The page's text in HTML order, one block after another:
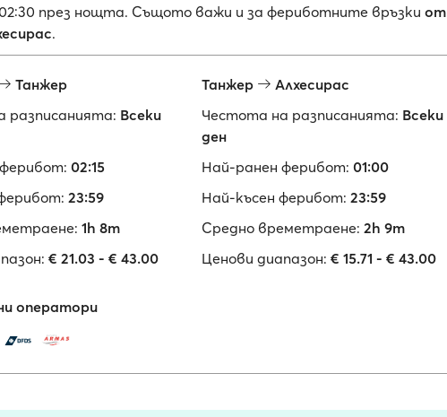
през нощта. Същото важи и за фериботните връзки от
.
Танжер
разписанията: Всеки
02:15
23:59
1h 8m
€ 21.03 - € 43.00
Танжер
Алхесирас
Честота на разписанията: Всеки
ден
Най-ранен ферибот: 01:00
Най-късен ферибот: 23:59
Средно времетраене: 2h 9m
Ценови диапазон: € 15.71 - € 43.00
оператори